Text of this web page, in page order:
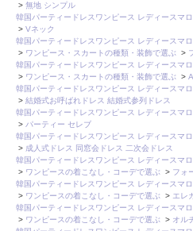
> 無地 シンプル
韓国パーティードレスワンピース レディースマ
> Vネック
韓国パーティードレスワンピース レディースマ
> ワンピース・スカートの種類・装飾で選ぶ >
韓国パーティードレスワンピース レディースマ
> ワンピース・スカートの種類・装飾で選ぶ >
韓国パーティードレスワンピース レディースマ
> 結婚式お呼ばれドレス 結婚式参列ドレス
韓国パーティードレスワンピース レディースマ
> パーティー セレブ
韓国パーティードレスワンピース レディースマ
> 成人式ドレス 同窓会ドレス 二次会ドレス
韓国パーティードレスワンピース レディースマ
> ワンピースの着こなし・コーデで選ぶ > フォ
韓国パーティードレスワンピース レディースマ
> ワンピースの着こなし・コーデで選ぶ > エレ
韓国パーティードレスワンピース レディースマ
> ワンピースの着こなし・コーデで選ぶ > オル